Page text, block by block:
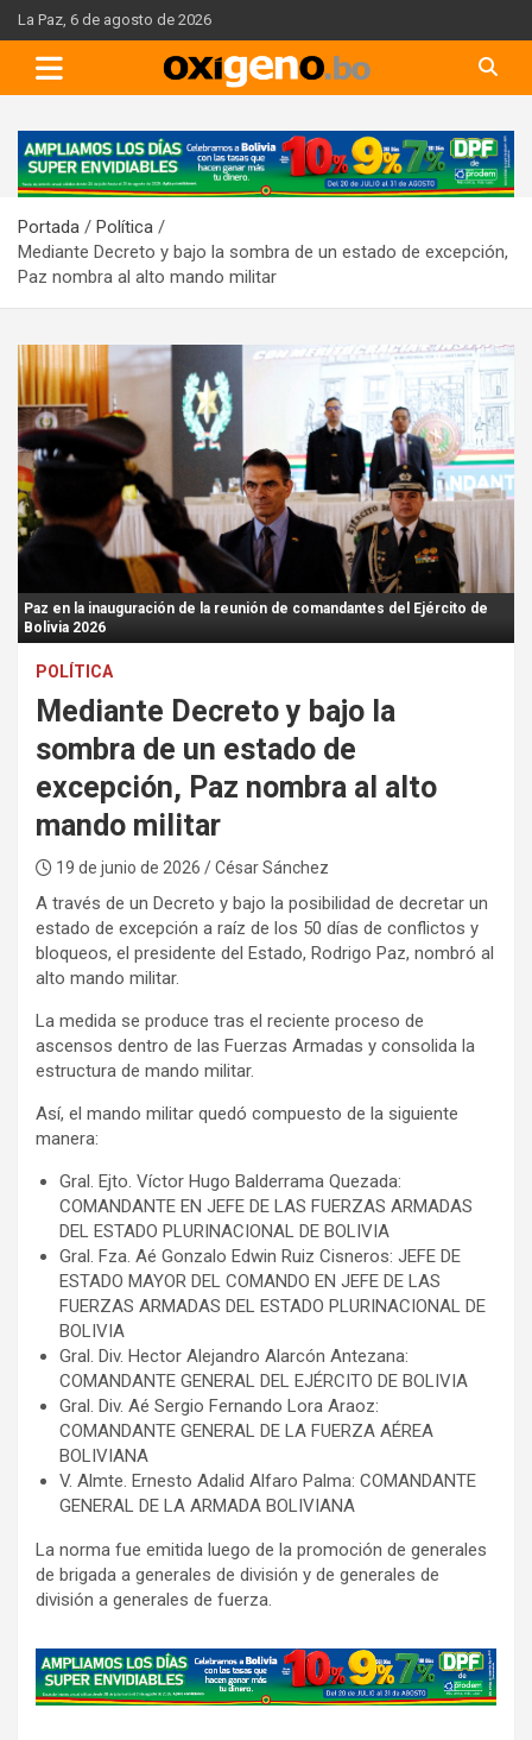
Skip
to
content
La Paz, 6 de agosto de 2026
A
d
e
r
t
s
e
m
e
n
t
:
Portada
Política
Mediante Decreto y bajo la sombra de un estado de excepción,
Paz nombra al alto mando militar
Paz en la inauguración de la reunión de comandantes del Ejército de
Bolivia 2026
POLÍTICA
Mediante Decreto y bajo la
sombra de un estado de
excepción, Paz nombra al alto
mando militar
19 de junio de 2026 / César Sánchez
A través de un Decreto y bajo la posibilidad de decretar un
estado de excepción a raíz de los 50 días de conflictos y
bloqueos, el presidente del Estado, Rodrigo Paz, nombró al
alto mando militar.
La medida se produce tras el reciente proceso de
ascensos dentro de las Fuerzas Armadas y consolida la
estructura de mando militar.
Así, el mando militar quedó compuesto de la siguiente
manera:
Gral. Ejto. Víctor Hugo Balderrama Quezada:
COMANDANTE EN JEFE DE LAS FUERZAS ARMADAS
DEL ESTADO PLURINACIONAL DE BOLIVIA
Gral. Fza. Aé Gonzalo Edwin Ruiz Cisneros: JEFE DE
ESTADO MAYOR DEL COMANDO EN JEFE DE LAS
FUERZAS ARMADAS DEL ESTADO PLURINACIONAL DE
BOLIVIA
Gral. Div. Hector Alejandro Alarcón Antezana:
COMANDANTE GENERAL DEL EJÉRCITO DE BOLIVIA
Gral. Div. Aé Sergio Fernando Lora Araoz:
COMANDANTE GENERAL DE LA FUERZA AÉREA
BOLIVIANA
V. Almte. Ernesto Adalid Alfaro Palma: COMANDANTE
GENERAL DE LA ARMADA BOLIVIANA
La norma fue emitida luego de la promoción de generales
de brigada a generales de división y de generales de
división a generales de fuerza.
A
d